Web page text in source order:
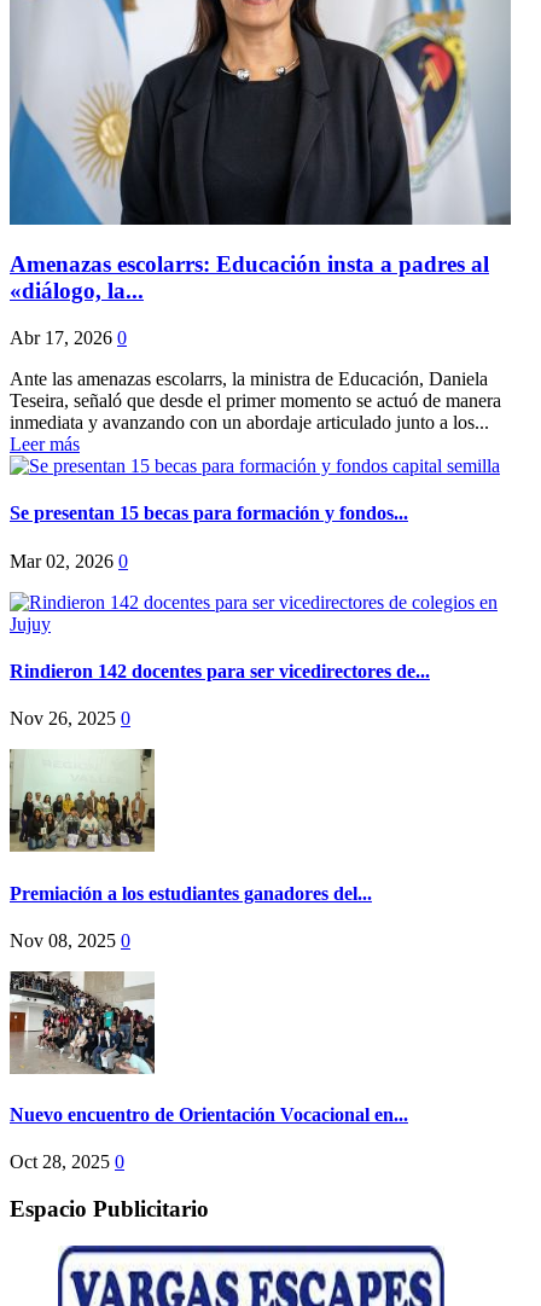
Amenazas escolarrs: Educación insta a padres al
«diálogo, la...
Abr 17, 2026 0
Ante las amenazas escolarrs, la ministra de Educación, Daniela
Teseira, señaló que desde el primer momento se actuó de manera
inmediata y avanzando con un abordaje articulado junto a los...
Leer más
Se presentan 15 becas para formación y fondos...
Mar 02, 2026 0
Rindieron 142 docentes para ser vicedirectores de...
Nov 26, 2025 0
Premiación a los estudiantes ganadores del...
Nov 08, 2025 0
Nuevo encuentro de Orientación Vocacional en...
Oct 28, 2025 0
Espacio Publicitario